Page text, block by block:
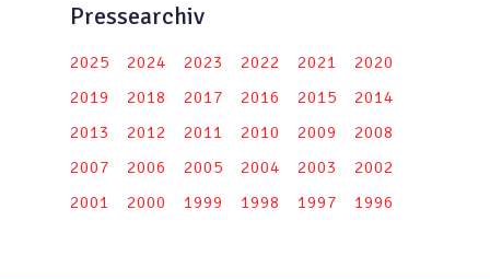
Pressearchiv
2025 2024 2023 2022 2021
2020
2019
2018 2017 2016 2015
2014
2013
2012 2011 2010 2009
2008
2007
2006 2005 2004 2003
2002
2001
2000 1999 1998 1997 1996